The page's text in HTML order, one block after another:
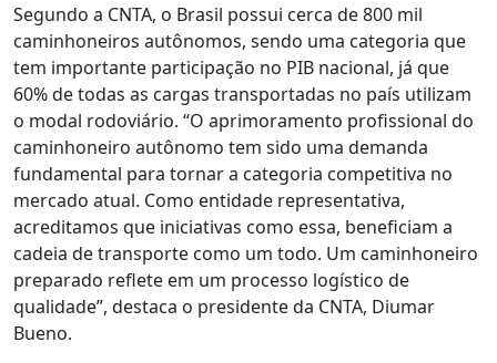
Segundo a CNTA, o Brasil possui cerca de 800 mil
caminhoneiros autônomos, sendo uma categoria que
tem importante participação no PIB nacional, já que
60% de todas as cargas transportadas no país utilizam
o modal rodoviário. “O aprimoramento profissional do
caminhoneiro autônomo tem sido uma demanda
fundamental para tornar a categoria competitiva no
mercado atual. Como entidade representativa,
acreditamos que iniciativas como essa, beneficiam a
cadeia de transporte como um todo. Um caminhoneiro
preparado reflete em um processo logístico de
qualidade”, destaca o presidente da CNTA, Diumar
Bueno.